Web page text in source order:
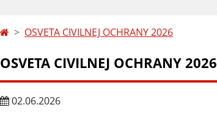
OSVETA CIVILNEJ OCHRANY 2026
OSVETA CIVILNEJ OCHRANY 2026
02.06.2026